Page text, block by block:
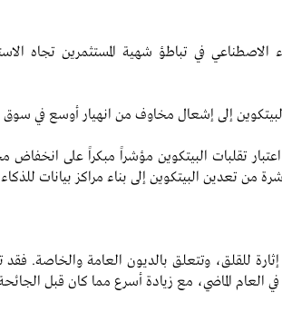
الاصطناعي في تباطؤ شهية المستثمرين تجاه
إلى إشعال مخاوف من انهيار أوسع في سوق
تقلبات البيتكوين مؤشراً مبكراً على
من تعدين البيتكوين إلى بناء مراكز بيانات
إثارة للقلق، وتتعلق بالديون العامة والخاصة.